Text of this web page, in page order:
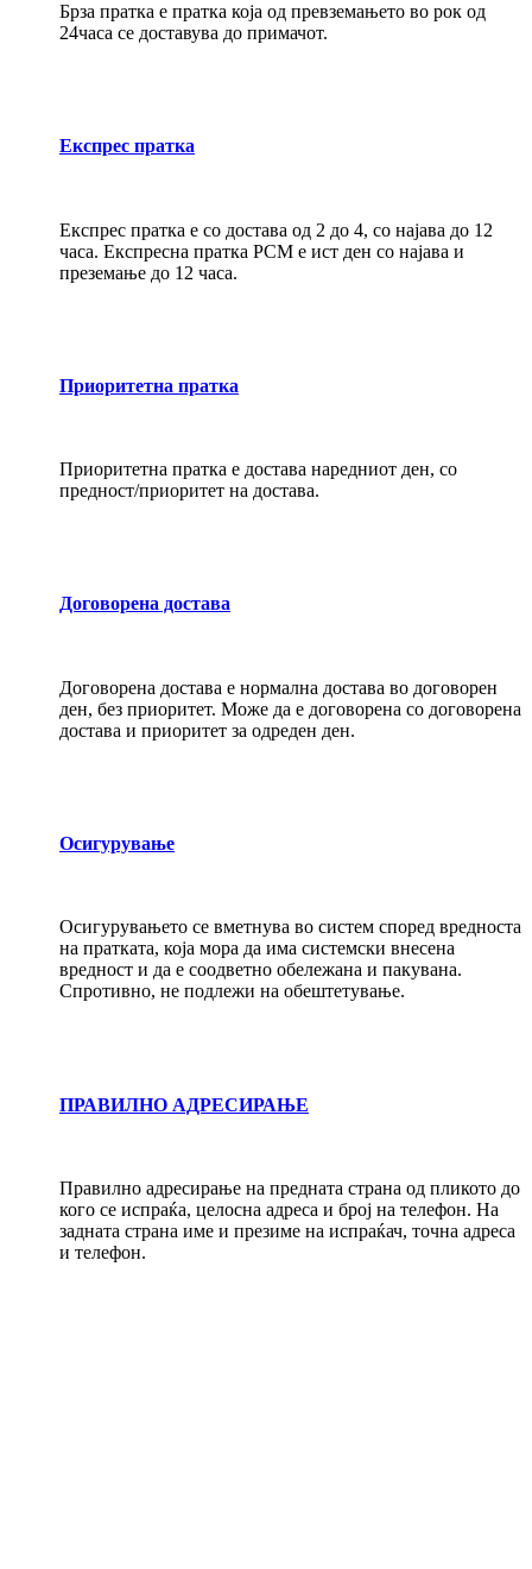
Брза пратка е пратка која од превземањето во рок од
24часа се доставува до примачот.
Експрес пратка
Експрес пратка е со достава од 2 до 4, со најава до 12
часа. Експресна пратка РСМ е ист ден со најава и
преземање до 12 часа.
Приоритетна пратка
Приоритетна пратка е достава наредниот ден, со
предност/приоритет на достава.
Договорена достава
Договорена достава е нормална достава во договорен
ден, без приоритет. Може да е договорена со договорена
достава и приоритет за одреден ден.
Осигурување
Осигурувањето се вметнува во систем според вредноста
на пратката, која мора да има системски внесена
вредност и да е соодветно обележана и пакувана.
Спротивно, не подлежи на обештетување.
ПРАВИЛНО АДРЕСИРАЊЕ
Правилно адресирање на предната страна од пликото до
кого се испраќа, целосна адреса и број на телефон. На
задната страна име и презиме на испраќач, точна адреса
и телефон.